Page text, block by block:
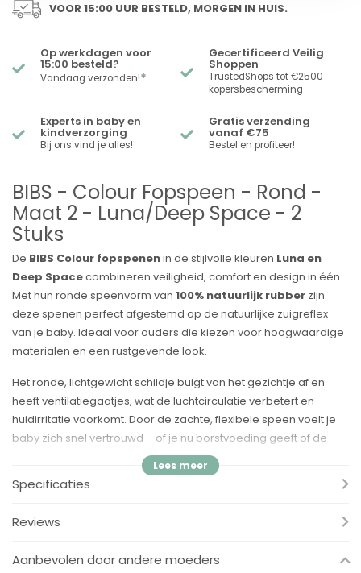
VOOR 15:00 UUR BESTELD, MORGEN IN HUIS.
Op werkdagen voor
15:00 besteld?
Vandaag verzonden!*
Gecertificeerd Veilig
Shoppen
TrustedShops tot €2500
kopersbescherming
Experts in baby en
kindverzorging
Bij ons vind je alles!
Gratis verzending
vanaf €75
Bestel en profiteer!
BIBS - Colour Fopspeen - Rond -
Maat 2 - Luna/Deep Space - 2
Stuks
De BIBS Colour fopspenenin de stijlvolle kleuren Luna en
Deep Spacecombineren veiligheid, comfort en design in één.
Met hun ronde speenvorm van 100% natuurlijk rubber zijn
deze spenen perfect afgestemd op de natuurlijke zuigreflex
van je baby. Ideaal voor ouders die kiezen voor hoogwaardige
materialen en een rustgevende look.
Het ronde, lichtgewicht schildje buigt van het gezichtje af en
heeft ventilatiegaatjes, wat de luchtcirculatie verbetert en
huidirritatie voorkomt. Door de zachte, flexibele speen voelt je
baby zich snel vertrouwd – of je nu borstvoeding geeft of de
overstap naar een speen maakt.
✔ Voordelen
moederborst na
goede ventilatie
Specificaties
Reviews
Aanbevolen door andere moeders